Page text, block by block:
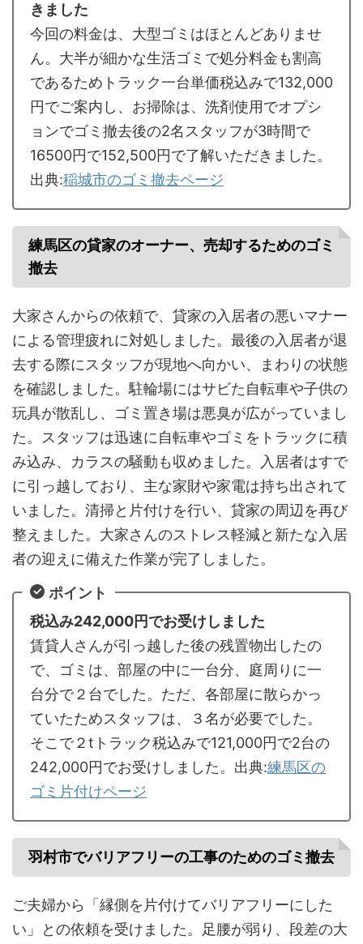
きました
今回の料金は、大型ゴミはほとんどありませ
ん。大半が細かな生活ゴミで処分料金も割高
であるためトラック一台単価税込みで132,000
円でご案内し、お掃除は、洗剤使用でオプシ
ョンでゴミ撤去後の2名スタッフが3時間で
16500円で152,500円で了解いただきました。
出典:稲城市のゴミ撤去ページ
練馬区の貸家のオーナー、売却するためのゴミ
撤去
大家さんからの依頼で、貸家の入居者の悪いマナー
による管理疲れに対処しました。最後の入居者が退
去する際にスタッフが現地へ向かい、まわりの状態
を確認しました。駐輪場にはサビた自転車や子供の
玩具が散乱し、ゴミ置き場は悪臭が広がっていまし
た。スタッフは迅速に自転車やゴミをトラックに積
み込み、カラスの騒動も収めました。入居者はすで
に引っ越しており、主な家財や家電は持ち出されて
いました。清掃と片付けを行い、貸家の周辺を再び
整えました。大家さんのストレス軽減と新たな入居
者の迎えに備えた作業が完了しました。
ポイント
税込み242,000円でお受けしました
賃貸人さんが引っ越した後の残置物出したの
で、ゴミは、部屋の中に一台分、庭周りに一
台分で２台でした。ただ、各部屋に散らかっ
ていたためスタッフは、３名が必要でした。
そこで２tトラック税込みで121,000円で2台の
242,000円でお受けしました。出典:練馬区の
ゴミ片付けページ
羽村市でバリアフリーの工事のためのゴミ撤去
ご夫婦から「縁側を片付けてバリアフリーにした
い」との依頼を受けました。足腰が弱り、段差の大